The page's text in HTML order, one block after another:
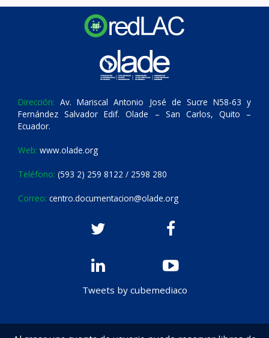
Dirección: Av. Mariscal Antonio José de Sucre N58-63 y
Fernández Salvador Edif. Olade – San Carlos, Quito –
Ecuador.
Web: www.olade.org
Teléfono: (593 2) 259 8122 / 2598 280
Correo: centro.documentacion@olade.org
Tweets by cubemediaco